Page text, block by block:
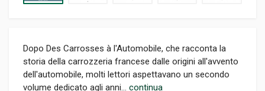
Dopo Des Carrosses à l'Automobile, che racconta la
storia della carrozzeria francese dalle origini all'avvento
dell'automobile, molti lettori aspettavano un secondo
volume dedicato agli anni... continua